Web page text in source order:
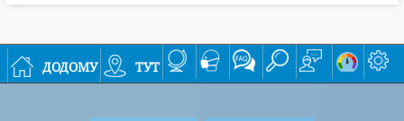
додому тут